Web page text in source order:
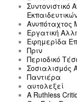
Ανυπόταχτος
Εργατική
Εφημερίδα
Πριν
Περιοδικό
Σοσιαλισμός
Παντιέρα
αυτολεξεί
A Ruthless